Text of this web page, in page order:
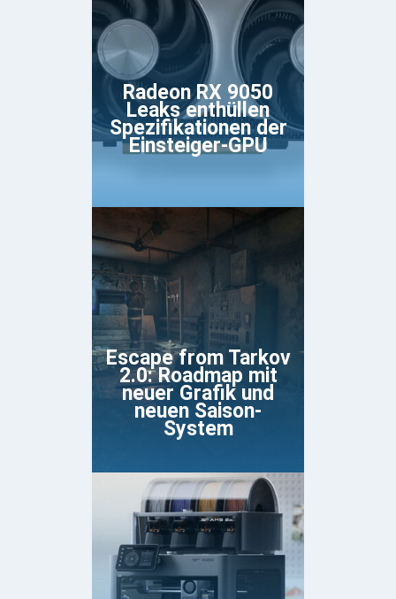
Radeon RX 9050
Leaks enthüllen
Spezifikationen der
Einsteiger-GPU
Escape from Tarkov
2.0: Roadmap mit
neuer Grafik und
neuen Saison-
System